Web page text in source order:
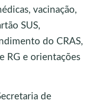
vacinação,
SUS,
do CRAS,
RG e orientações
de